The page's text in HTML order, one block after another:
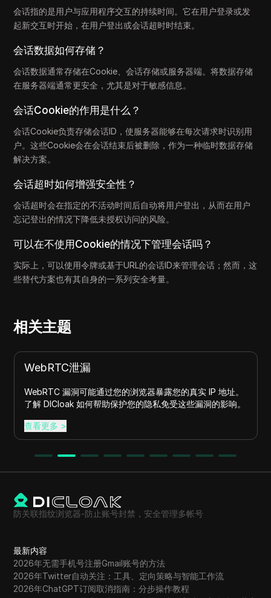
会话指的是用户与应用程序交互的持续时间。它在用户登录或发
起新交互时开始，在用户登出或会话超时时结束。
会话数据如何存储？
会话数据通常存储在Cookie、会话存储或服务器端。将数据存储
在服务器端通常更安全，尤其是对于敏感信息。
会话Cookie的作用是什么？
会话Cookie负责存储会话ID，使服务器能够在每次请求时识别用
户。这些Cookie会在会话结束后被删除，作为一种临时数据存储
解决方案。
会话超时如何增强安全性？
会话超时会在指定的不活动时间后自动将用户登出，从而在用户
忘记登出的情况下降低未授权访问的风险。
可以在不使用Cookie的情况下管理会话吗？
实际上，可以使用令牌或基于URL的会话ID来管理会话；然而，这
些替代方案也有其自身的一系列安全考量。
相关主题
WebRTC泄漏
WebRTC 漏洞可能通过您的浏览器暴露您的真实 IP 地址。
了解 DICloak 如何帮助保护您的隐私免受这些漏洞的影响。
查看更多 >
防关联指纹浏览器-防止账号封禁，安全管理多帐号
最新内容
2026年无需手机号注册Gmail账号的方法
2026年Twitter自动关注：工具、定向策略与智能工作流
2026年ChatGPT订阅取消指南：分步操作教程